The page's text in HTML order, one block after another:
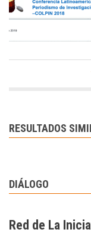
RESULTADOS
DIÁLOGO
Red de La